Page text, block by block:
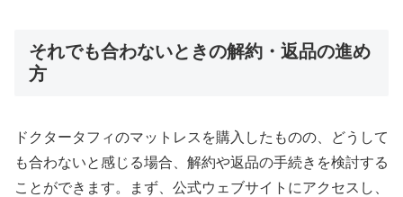
それでも合わないときの解約・返品の進め
方
ドクタータフィのマットレスを購入したものの、どうして
も合わないと感じる場合、解約や返品の手続きを検討する
ことができます。まず、公式ウェブサイトにアクセスし、